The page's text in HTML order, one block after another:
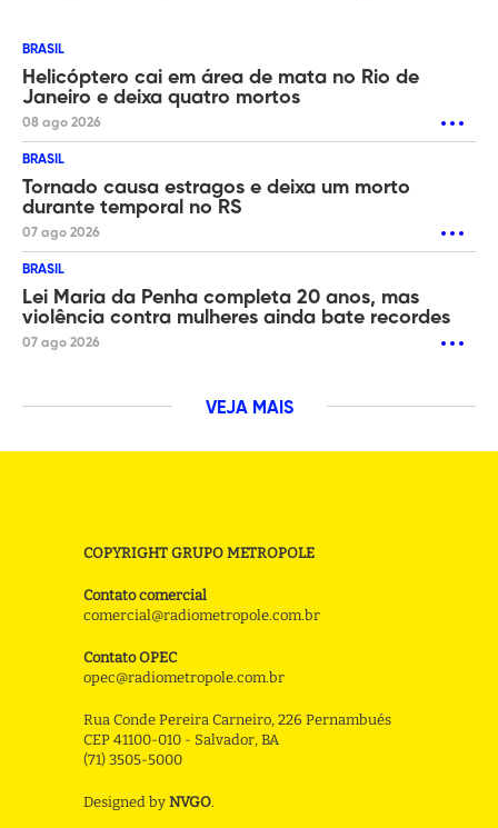
BRASIL
Helicóptero cai em área de mata no Rio de
Janeiro e deixa quatro mortos
08 ago 2026
BRASIL
Tornado causa estragos e deixa um morto
durante temporal no RS
07 ago 2026
BRASIL
Lei Maria da Penha completa 20 anos, mas
violência contra mulheres ainda bate recordes
07 ago 2026
VEJA MAIS
COPYRIGHT GRUPO METROPOLE
Contato comercial
comercial@radiometropole.com.br
Contato OPEC
opec@radiometropole.com.br
Rua Conde Pereira Carneiro, 226 Pernambués
CEP 41100-010 - Salvador, BA
(71) 3505-5000
Designed by NVGO.